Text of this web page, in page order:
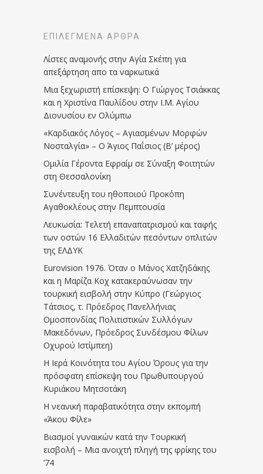
ΕΠΙΛΕΓΜΈΝΑ ΆΡΘΡΑ
Λίστες αναμονής στην Αγία Σκέπη για
απεξάρτηση απο τα ναρκωτικά
Μια ξεχωριστή επίσκεψη: Ο Γιώργος Τσιάκκας
και η Χριστίνα Παυλίδου στην Ι.Μ. Αγίου
Διονυσίου εν Ολύμπω
«Καρδιακός Λόγος – Αγιασμένων Μορφών
Νοσταλγία» – Ο Άγιος Παΐσιος (Β’ μέρος)
Ομιλία Γέροντα Εφραίμ σε Σύναξη Φοιτητών
στη Θεσσαλονίκη
Συνέντευξη του ηθοποιού Προκόπη
Αγαθοκλέους στην Πεμπτουσία
Λευκωσία: Τελετή επαναπατρισμού και ταφής
των οστών 16 Ελλαδιτών πεσόντων οπλιτών
της ΕΛΔΥΚ
Eurovision 1976. Όταν ο Μάνος Χατζηδάκης
και η Μαρίζα Κοχ κατακεραύνωσαν την
τουρκική εισβολή στην Κύπρο (Γεώργιος
Τάτσιος, τ. Πρόεδρος Πανελλήνιας
Ομοσπονδίας Πολιτιστικών Συλλόγων
Μακεδόνων, Πρόεδρος Συνδέσμου Φίλων
Οχυρού Ιστίμπεη)
Η Ιερά Κοινότητα του Αγίου Όρους για την
πρόσφατη επίσκεψη του Πρωθυπουργού
Κυριάκου Μητσοτάκη
Η νεανική παραβατικότητα στην εκπομπή
«Άκου Φίλε»
Βιασμοί γυναικών κατά την Τουρκική
εισβολή – Μια ανοιχτή πληγή της φρίκης του
’74